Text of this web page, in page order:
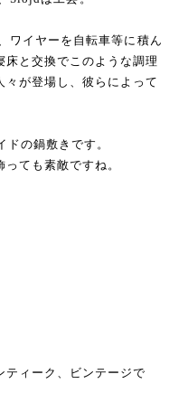
ワイヤーを自転車等に積ん
と交換でこのような調理
が登場し、彼らによって
ドの鍋敷きです。
ても素敵ですね。
ティーク、ビンテージで